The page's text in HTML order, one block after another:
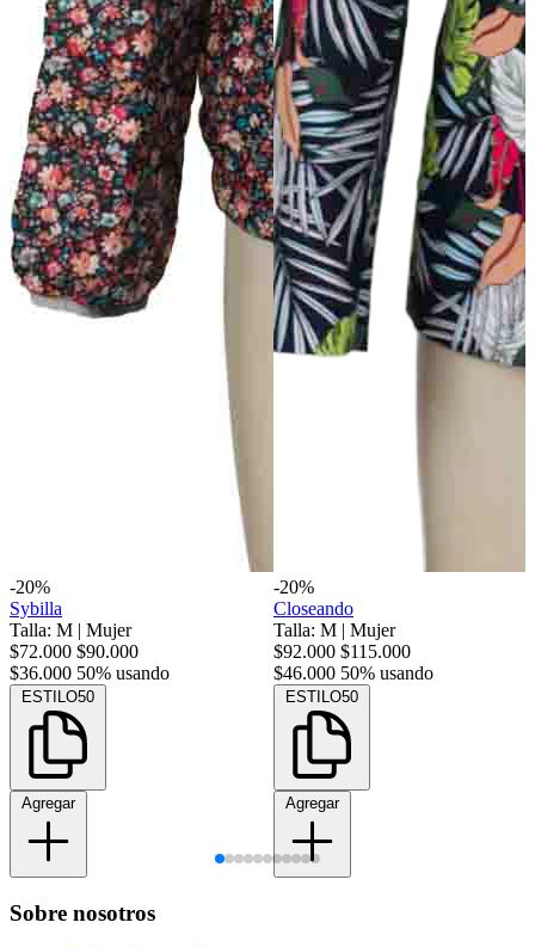
-20%
Sybilla
Talla: M | Mujer
$72.000 $90.000
$36.000 50% usando
ESTILO50
Agregar
-20%
Closeando
Talla: M | Mujer
$92.000 $115.000
$46.000 50% usando
ESTILO50
Agregar
Sobre nosotros